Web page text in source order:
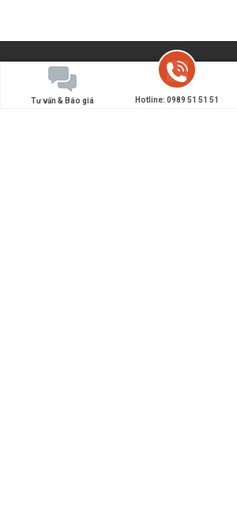
Tư vấn & Báo giá Hotline: 0989 51 51 51